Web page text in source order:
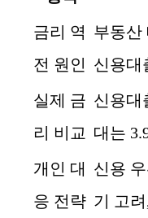
금리 역
전 원인
부동산
신용대
실제 금
리 비교
신용대
대는
개인 대
응 전략
신용
기 고